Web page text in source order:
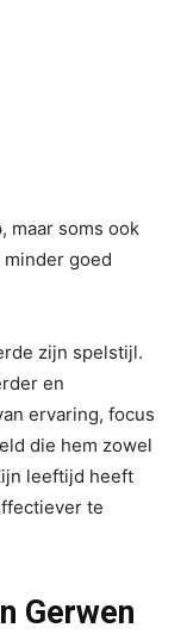
maar soms ook
goed
zijn spelstijl.
en
ervaring, focus
die hem zowel
leeftijd heeft
te
Gerwen